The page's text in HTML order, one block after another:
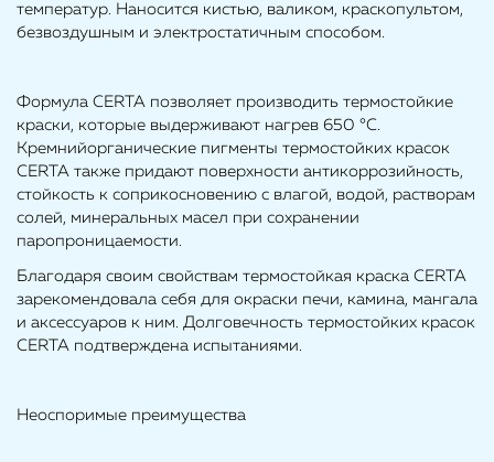
температур. Наносится кистью, валиком, краскопультом,
безвоздушным и электростатичным способом.
Формула CERTA позволяет производить термостойкие
краски, которые выдерживают нагрев 650 °С.
Кремнийорганические пигменты термостойких красок
CERTA также придают поверхности антикоррозийность,
стойкость к соприкосновению с влагой, водой, растворам
солей, минеральных масел при сохранении
паропроницаемости.
Благодаря своим свойствам термостойкая краска CERTA
зарекомендовала себя для окраски печи, камина, мангала
и аксессуаров к ним. Долговечность термостойких красок
CERTA подтверждена испытаниями.
Неоспоримые преимущества